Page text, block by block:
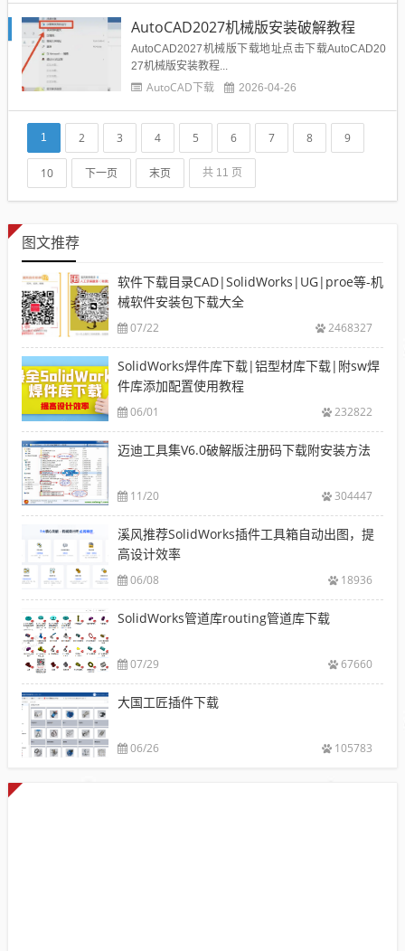
AutoCAD2027机械版安装破解教程
AutoCAD2027机械版下载地址点击下载AutoCAD20
27机械版安装教程...
AutoCAD下载 2026-04-26
1 2 3 4 5 6 7 8 9
10 下一页 末页 共 11 页
图文推荐
软件下载目录CAD|SolidWorks|UG|proe等-机
械软件安装包下载大全
07/22 2468327
SolidWorks焊件库下载|铝型材库下载|附sw焊
件库添加配置使用教程
06/01 232822
迈迪工具集V6.0破解版注册码下载附安装方法
11/20 304447
溪风推荐SolidWorks插件工具箱自动出图，提
高设计效率
06/08 18936
SolidWorks管道库routing管道库下载
07/29 67660
大国工匠插件下载
06/26 105783